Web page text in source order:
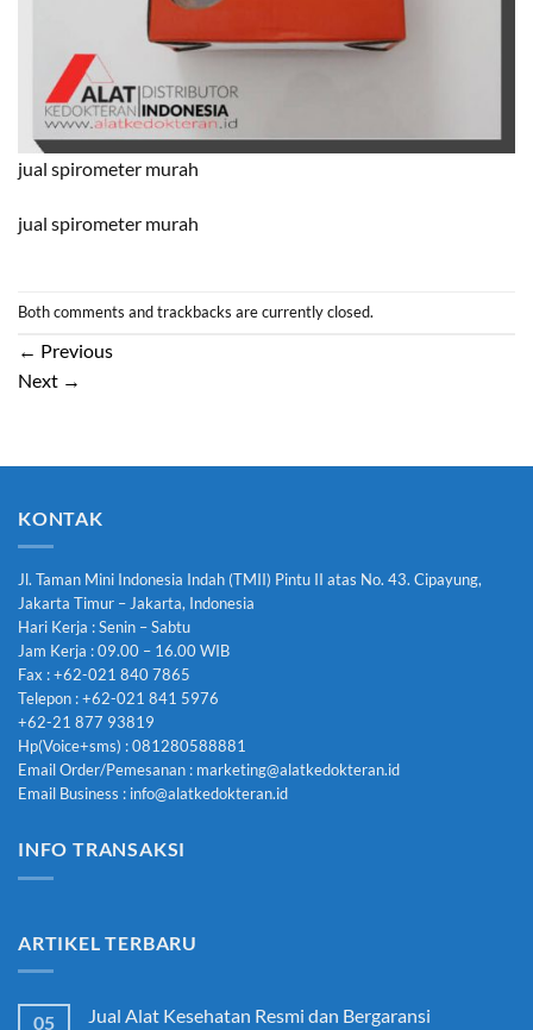
jual spirometer murah
jual spirometer murah
Both comments and trackbacks are currently closed.
← Previous
Next →
KONTAK
Jl. Taman Mini Indonesia Indah (TMII) Pintu II atas No. 43. Cipayung,
Jakarta Timur – Jakarta, Indonesia
Hari Kerja : Senin – Sabtu
Jam Kerja : 09.00 – 16.00 WIB
Fax : +62-021 840 7865
Telepon : +62-021 841 5976
+62-21 877 93819
Hp(Voice+sms) : 081280588881
Email Order/Pemesanan : marketing@alatkedokteran.id
Email Business : info@alatkedokteran.id
INFO TRANSAKSI
ARTIKEL TERBARU
05 Jual Alat Kesehatan Resmi dan Bergaransi